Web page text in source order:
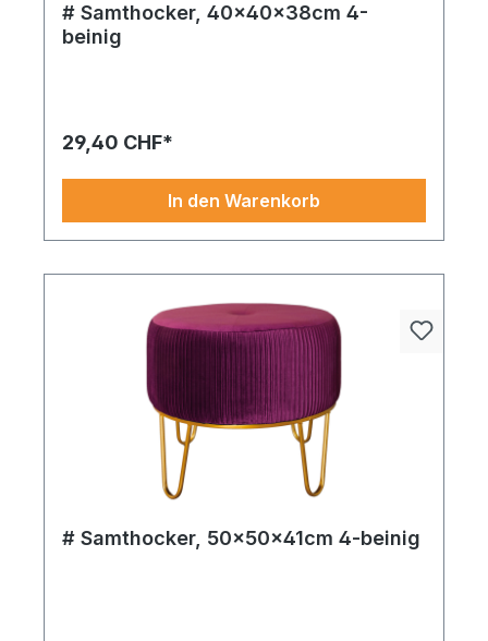
# Samthocker, 40x40x38cm 4-
beinig
29,40 CHF*
In den Warenkorb
# Samthocker, 50x50x41cm 4-beinig